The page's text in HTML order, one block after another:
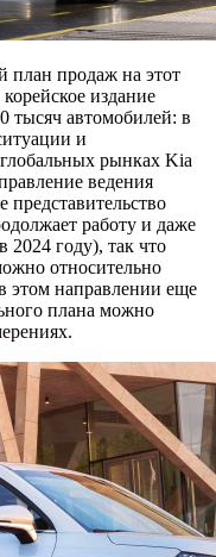
план продаж на этот
издание
тысяч автомобилей: в
и
рынках Kia
ведения
представительство
работу и даже
2024 году), так что
относительно
этом направлении еще
плана можно